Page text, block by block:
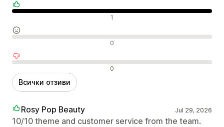
1
0
0
Всички отзиви
Rosy Pop Beauty Jul 29, 2026
10/10 theme and customer service from the team.